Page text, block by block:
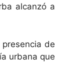
alcanzó a
de
urbana que